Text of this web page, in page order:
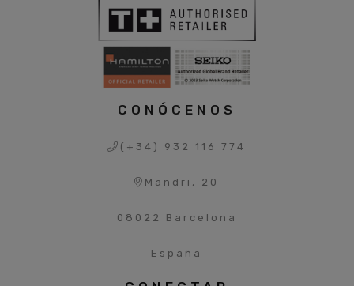
CONÓCENOS
(+34) 932 116 774
Mandri, 20
08022 Barcelona
España